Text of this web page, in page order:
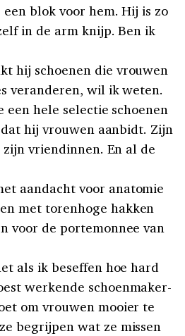
blok voor hem. Hij is zo
in de arm knijp. Ben ik
hij schoenen die vrouwen
veranderen, wil ik weten.
hele selectie schoenen
hij vrouwen aanbidt. Zijn
vriendinnen. En al de
aandacht voor anatomie
met torenhoge hakken
voor de portemonnee van
als ik beseffen hoe hard
werkende schoenmaker-
om vrouwen mooier te
begrijpen wat ze missen